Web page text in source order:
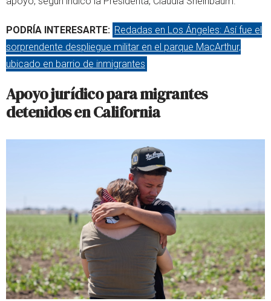
PODRÍA INTERESARTE: Redadas en Los Ángeles: Así fue el
sorprendente despliegue militar en el parque MacArthur,
ubicado en barrio de inmigrantes
Apoyo jurídico para migrantes
detenidos en California